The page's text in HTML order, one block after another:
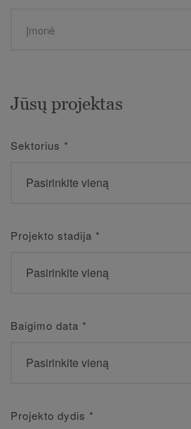
Jūsų projektas
Sektorius *
Projekto stadija *
Baigimo data *
Projekto dydis *